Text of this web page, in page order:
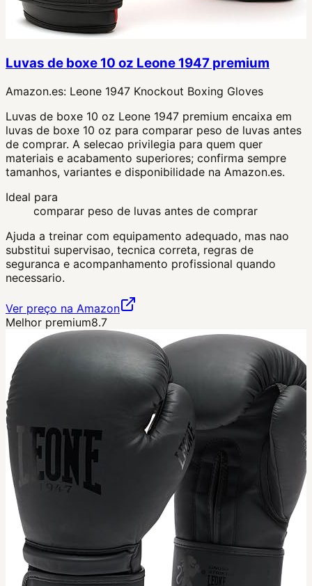
Luvas de boxe 10 oz Leone 1947 premium
Amazon.es: Leone 1947 Knockout Boxing Gloves
Luvas de boxe 10 oz Leone 1947 premium encaixa em
luvas de boxe 10 oz para comparar peso de luvas antes
de comprar. A selecao privilegia para quem quer
materiais e acabamento superiores; confirma sempre
tamanhos, variantes e disponibilidade na Amazon.es.
Ideal para
comparar peso de luvas antes de comprar
Ajuda a treinar com equipamento adequado, mas nao
substitui supervisao, tecnica correta, regras de
seguranca e acompanhamento profissional quando
necessario.
Ver preço na Amazon
Melhor premium8.7